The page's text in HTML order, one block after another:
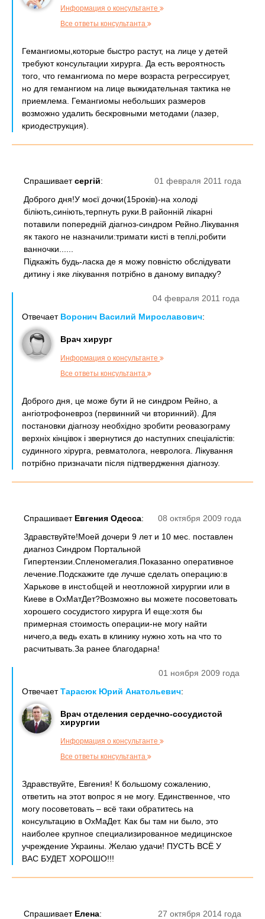
Информация о консультанте
Все ответы консультанта
Гемангиомы,которые быстро растут, на лице у детей
требуют консультации хирурга. Да есть вероятность
того, что гемангиома по мере возраста регрессирует,
но для гемангиом на лице выжидательная тактика не
приемлема. Гемангиомы небольших размеров
возможно удалить бескровными методами (лазер,
криодеструкция).
01 февраля 2011 года
Спрашиваетсергій:
Доброго дня!У моєї дочки(15років)-на холоді
біліють,синіють,терпнуть руки.В районній лікарні
потавили попередній діагноз-синдром Рейно.Лікування
як такого не назначили:тримати кисті в теплі,робити
ванночки......
Підкажіть будь-ласка де я можу повністю обслідувати
дитину і яке лікування потрібно в даному випадку?
04 февраля 2011 года
Отвечает Воронич Василий Мирославович:
Врач хирург
Информация о консультанте
Все ответы консультанта
Доброго дня, це може бути й не синдром Рейно, а
ангіотрофоневроз (первинний чи вторинний). Для
постановки діагнозу необхідно зробити реовазограму
верхніх кінцівок і звернутися до наступних спеціалістів:
судинного хірурга, ревматолога, невролога. Лікування
потрібно призначати після підтвердження діагнозу.
08 октября 2009 года
Спрашивает Евгения Одесса:
Здравствуйте!Моей дочери 9 лет и 10 мес. поставлен
диагноз Синдром Портальной
Гипертензии.Спленомегалия.Показанно оперативное
лечение.Подскажите где лучше сделать операцию:в
Харькове в инст.общей и неотложной хирургии или в
Киеве в ОхМатДет?Возможно вы можете посоветовать
хорошего сосудистого хирурга И еще:хотя бы
примерная стоимость операции-не могу найти
ничего,а ведь ехать в клинику нужно хоть на что то
расчитывать.За ранее благодарна!
01 ноября 2009 года
ОтвечаетТарасюк Юрий Анатольевич:
Врач отделения сердечно-сосудистой
хирургии
Информация о консультанте
Все ответы консультанта
Здравствуйте, Евгения! К большому сожалению,
ответить на этот вопрос я не могу. Единственное, что
могу посоветовать – всё таки обратитесь на
консультацию в ОхМаДет. Как бы там ни было, это
наиболее крупное специализированное медицинское
учреждение Украины. Желаю удачи! ПУСТЬ ВСЁ У
ВАС БУДЕТ ХОРОШО!!!
27 октября 2014 года
Спрашивает Елена: